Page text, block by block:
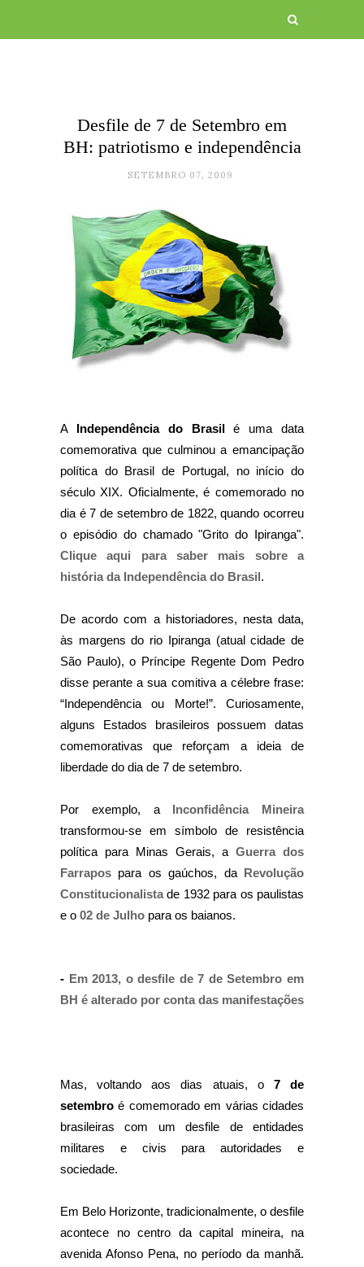
Desfile de 7 de Setembro em
BH: patriotismo e independência
SETEMBRO 07, 2009
A Independência do Brasilé uma data
comemorativa que culminou a emancipação
política do Brasil de Portugal, no início do
século XIX. Oficialmente, é comemorado no
dia é 7 de setembro de 1822, quando ocorreu
o episódio do chamado "Grito do Ipiranga".
Clique aqui para saber mais sobre a
história da Independência do Brasil.
De acordo com a historiadores, nesta data,
às margens do rio Ipiranga (atual cidade de
São Paulo), o Príncipe Regente Dom Pedro
disse perante a sua comitiva a célebre frase:
“Independência ou Morte!”. Curiosamente,
alguns Estados brasileiros possuem datas
comemorativas que reforçam a ideia de
liberdade do dia de 7 de setembro.
Por exemplo, a Inconfidência Mineira
transformou-se em símbolo de resistência
política para Minas Gerais, a Guerra dos
Farrapos para os gaúchos, da Revolução
Constitucionalista de 1932 para os paulistas
e o 02 de Julho para os baianos.
- Em 2013, o desfile de 7 de Setembro em
BH é alterado por conta das manifestações
Mas, voltando aos dias atuais, o 7 de
setembro é comemorado em várias cidades
brasileiras com um desfile de entidades
militares e civis para autoridades e
sociedade.
Em Belo Horizonte, tradicionalmente, o desfile
acontece no centro da capital mineira, na
avenida Afonso Pena, no período da manhã.